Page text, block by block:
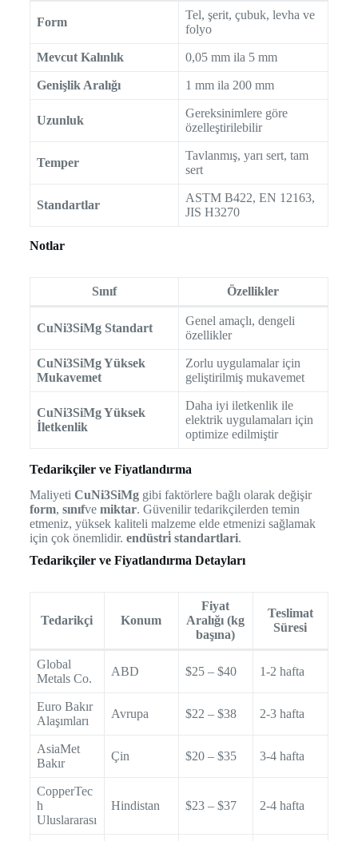
Form
Tel, şerit, çubuk, levha ve
folyo
Mevcut Kalınlık 0,05 mm ila 5 mm
Genişlik Aralığı 1 mm ila 200 mm
Uzunluk
Gereksinimlere göre
özelleştirilebilir
Temper
Tavlanmış, yarı sert, tam
sert
Standartlar
ASTM B422, EN 12163,
JIS H3270
Notlar
Sınıf Özellikler
CuNi3SiMg Standart
Genel amaçlı, dengeli
özellikler
CuNi3SiMg Yüksek
Mukavemet
Zorlu uygulamalar için
geliştirilmiş mukavemet
CuNi3SiMg Yüksek
İletkenlik
Daha iyi iletkenlik ile
elektrik uygulamaları için
optimize edilmiştir
Tedarikçiler ve Fiyatlandırma
Maliyeti CuNi3SiMggibi faktörlere bağlı olarak değişir
form, sınıfve miktar. Güvenilir tedarikçilerden temin
etmeniz, yüksek kaliteli malzeme elde etmenizi sağlamak
için çok önemlidir. endüstri̇ standartlari.
Tedarikçiler ve Fiyatlandırma Detayları
Tedarikçi Konum
Fiyat
Aralığı (kg
başına)
Teslimat
Süresi
Global
Metals Co.
ABD $25 – $40 1-2 hafta
Euro Bakır
Alaşımları
Avrupa $22 – $38 2-3 hafta
AsiaMet
Bakır
Çin $20 – $35 3-4 hafta
CopperTec
h
Uluslararası
Hindistan $23 – $37 2-4 hafta